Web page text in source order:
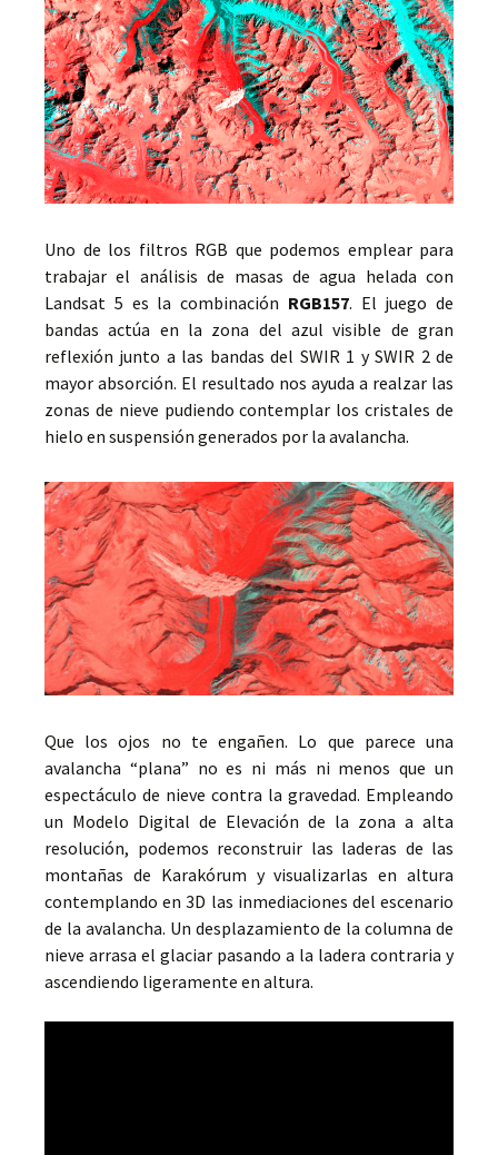
Uno de los filtros RGB que podemos emplear para
trabajar el análisis de masas de agua helada con
Landsat 5 es la combinación RGB157. El juego de
bandas actúa en la zona del azul visible de gran
reflexión junto a las bandas del SWIR 1 y SWIR 2 de
mayor absorción. El resultado nos ayuda a realzar las
zonas de nieve pudiendo contemplar los cristales de
hielo en suspensión generados por la avalancha.
Que los ojos no te engañen. Lo que parece una
avalancha “plana” no es ni más ni menos que un
espectáculo de nieve contra la gravedad. Empleando
un Modelo Digital de Elevación de la zona a alta
resolución, podemos reconstruir las laderas de las
montañas de Karakórum y visualizarlas en altura
contemplando en 3D las inmediaciones del escenario
de la avalancha. Un desplazamiento de la columna de
nieve arrasa el glaciar pasando a la ladera contraria y
ascendiendo ligeramente en altura.